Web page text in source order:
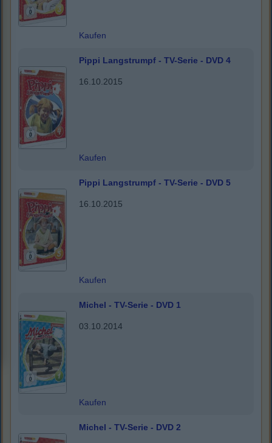
Kaufen
Pippi Langstrumpf - TV-Serie - DVD 4
16.10.2015
Kaufen
Pippi Langstrumpf - TV-Serie - DVD 5
16.10.2015
Kaufen
Michel - TV-Serie - DVD 1
03.10.2014
Kaufen
Michel - TV-Serie - DVD 2